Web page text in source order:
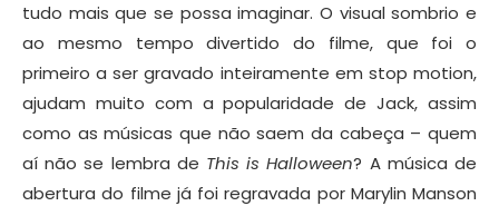
tudo mais que se possa imaginar. O visual sombrio e
ao mesmo tempo divertido do filme, que foi o
primeiro a ser gravado inteiramente em stop motion,
ajudam muito com a popularidade de Jack, assim
como as músicas que não saem da cabeça – quem
aí não se lembra de This is Halloween? A música de
abertura do filme já foi regravada por Marylin Manson